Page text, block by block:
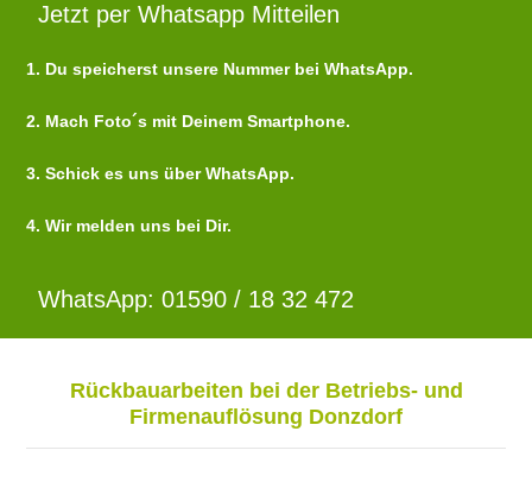
Jetzt per Whatsapp Mitteilen
1. Du speicherst unsere Nummer bei WhatsApp.
2. Mach Foto´s mit Deinem Smartphone.
3. Schick es uns über WhatsApp.
4. Wir melden uns bei Dir.
WhatsApp: 01590 / 18 32 472
Rückbauarbeiten bei der Betriebs- und
Firmenauflösung Donzdorf